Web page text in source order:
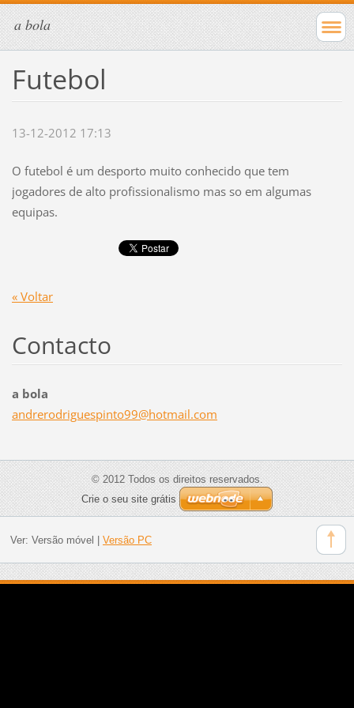
a bola
Futebol
13-12-2012 17:13
O futebol é um desporto muito conhecido que tem
jogadores de alto profissionalismo mas so em algumas
equipas.
« Voltar
Contacto
a bola
andrerodriguespinto99@hotmail.com
© 2012 Todos os direitos reservados.
Crie o seu site grátis
Ver: Versão móvel Versão PC